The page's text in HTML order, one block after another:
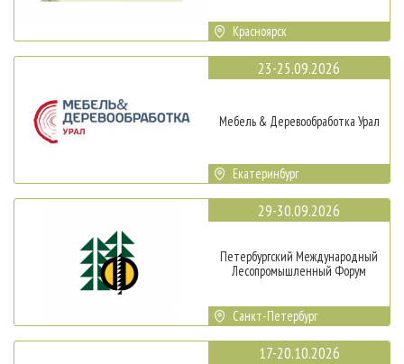
Красноярск
23-25.09.2026
Мебель & Деревообработка Урал
Екатеринбург
29-30.09.2026
Петербургский Международный
Лесопромышленный Форум
Санкт-Петербург
17-20.10.2026